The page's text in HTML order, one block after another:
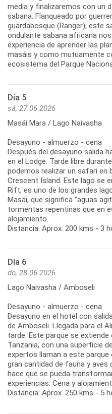
media y finalizaremos con un
sabana. Flanqueado por
guardabosque (Ranger), este
ondulante sabana africana
experiencia de aprender las
masáis y como mutuamente
ecosistema del Parque
Día 5
sá, 27.06.2026
Masái Mara / Lago Naivasha
Desayuno - almuerzo - cena
Después del desayuno salida
en el Lodge. Tarde libre
podemos realizar un safari en
Crescent Island. Este lago se
Rift, es uno de los grandes
Masái, que significa "aguas
tormentas repentinas que en
alojamiento.
Distancia: Aprox. 200 kms - 3
Día 6
do, 28.06.2026
Lago Naivasha / Amboseli
Desayuno - almuerzo - cena
Desayuno en el hotel con
de Amboseli. Llegada para el
tarde. Este parque se
Tanzania, con una superficie
expertos llaman a este
gran cantidad de fauna y aves
hace que se pueda
experiencias. Cena y
Distancia: Aprox. 250 kms - 5